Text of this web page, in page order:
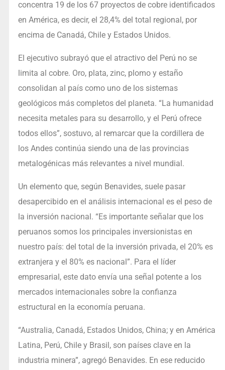
concentra 19 de los 67 proyectos de cobre identificados
en América, es decir, el 28,4% del total regional, por
encima de Canadá, Chile y Estados Unidos.
El ejecutivo subrayó que el atractivo del Perú no se
limita al cobre. Oro, plata, zinc, plomo y estaño
consolidan al país como uno de los sistemas
geológicos más completos del planeta. “La humanidad
necesita metales para su desarrollo, y el Perú ofrece
todos ellos”, sostuvo, al remarcar que la cordillera de
los Andes continúa siendo una de las provincias
metalogénicas más relevantes a nivel mundial.
Un elemento que, según Benavides, suele pasar
desapercibido en el análisis internacional es el peso de
la inversión nacional. “Es importante señalar que los
peruanos somos los principales inversionistas en
nuestro país: del total de la inversión privada, el 20% es
extranjera y el 80% es nacional”. Para el líder
empresarial, este dato envía una señal potente a los
mercados internacionales sobre la confianza
estructural en la economía peruana.
“Australia, Canadá, Estados Unidos, China; y en América
Latina, Perú, Chile y Brasil, son países clave en la
industria minera”, agregó Benavides. En ese reducido